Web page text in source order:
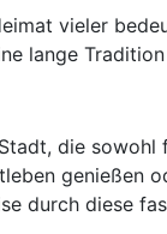
vieler
lange
die
genießen
durch diese